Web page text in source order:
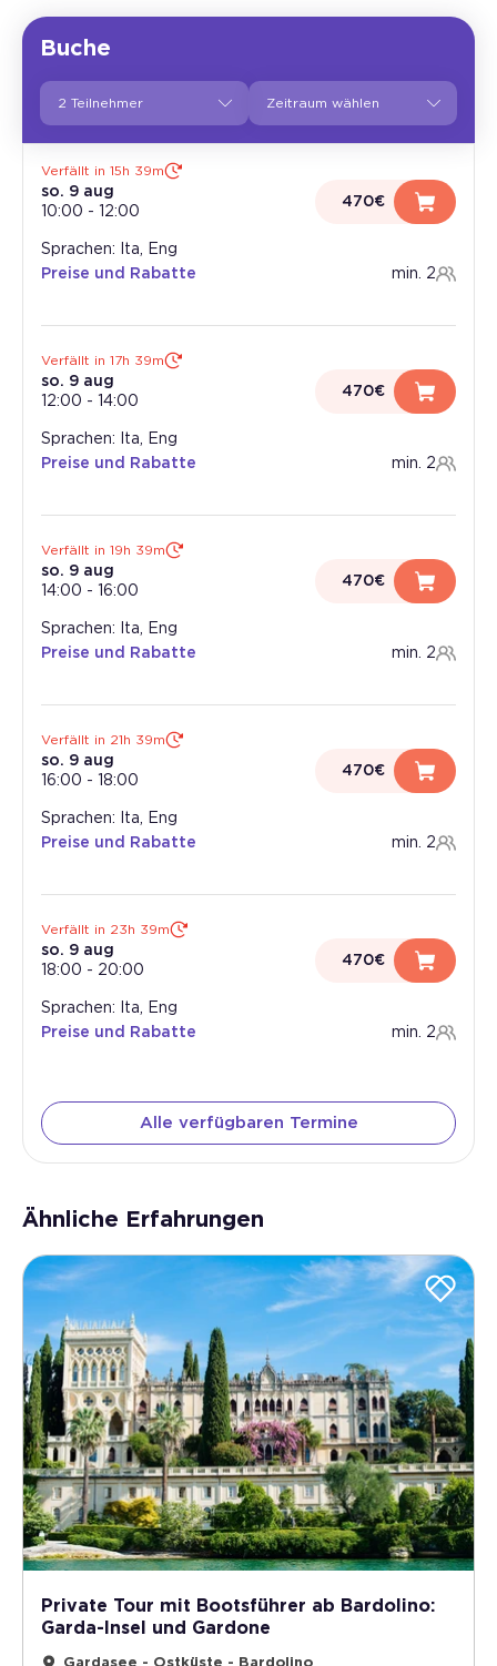
Buche
2 Teilnehmer
Verfällt in 15h 39m
so. 9 aug
10:00 - 12:00
470€
Sprachen: Ita, Eng
Preise und Rabatte
min. 2
Verfällt in 17h 39m
so. 9 aug
12:00 - 14:00
470€
Sprachen: Ita, Eng
Preise und Rabatte
min. 2
Verfällt in 19h 39m
so. 9 aug
14:00 - 16:00
470€
Sprachen: Ita, Eng
Preise und Rabatte
min. 2
Verfällt in 21h 39m
so. 9 aug
16:00 - 18:00
470€
Sprachen: Ita, Eng
Preise und Rabatte
min. 2
Verfällt in 23h 39m
so. 9 aug
18:00 - 20:00
470€
Sprachen: Ita, Eng
Preise und Rabatte
min. 2
Alle verfügbaren Termine
Ähnliche Erfahrungen
Private Tour mit Bootsführer ab Bardolino:
Garda-Insel und Gardone